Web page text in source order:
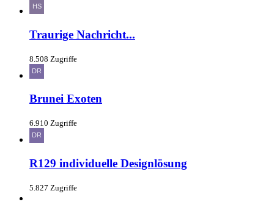
Traurige Nachricht...
8.508 Zugriffe
Brunei Exoten
6.910 Zugriffe
R129 individuelle Designlösung
5.827 Zugriffe